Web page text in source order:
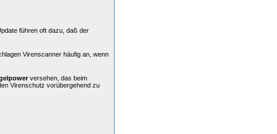
führen oft dazu, daß der
Virenscanner häufig an, wenn
versehen, das beim
Virenschutz vorübergehend zu